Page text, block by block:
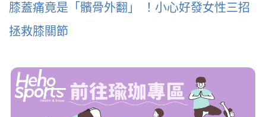
膝蓋痛竟是「髕骨外翻」 ！小心好發女性三招
拯救膝關節